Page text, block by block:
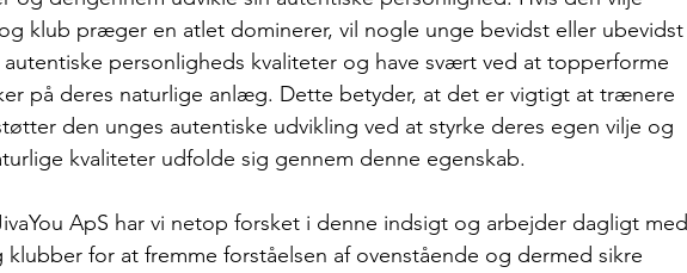
klub præger en atlet dominerer, vil nogle unge bevidst eller ubevidst
personligheds kvaliteter og have svært ved at topperforme
på deres naturlige anlæg. Dette betyder, at det er vigtigt at trænere
den unges autentiske udvikling ved at styrke deres egen vilje og
kvaliteter udfolde sig gennem denne egenskab.
ApS har vi netop forsket i denne indsigt og arbejder dagligt med
for at fremme forståelsen af ovenstående og dermed sikre